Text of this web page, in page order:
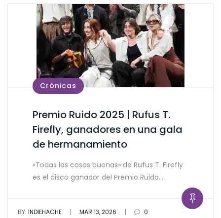
Crónicas
Premio Ruido 2025 | Rufus T.
Firefly, ganadores en una gala
de hermanamiento
«Todas las cosas buenas» de Rufus T. Firefly
es el disco ganador del Premio Ruido…
BY: INDIEHACHE | MAR 13, 2026 | 0